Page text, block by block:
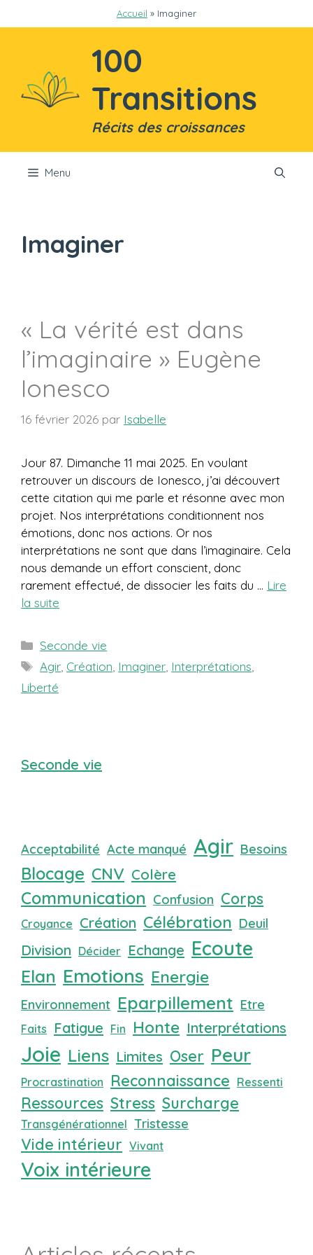
au
Accueil » Imaginer
100
Transitions
Récits des croissances
Menu
Imaginer
« La vérité est dans
l’imaginaire » Eugène
Ionesco
16 février 2026 par Isabelle
Jour 87. Dimanche 11 mai 2025. En voulant
retrouver un discours de Ionesco, j’ai découvert
cette citation qui me parle et résonne avec mon
projet. Nos interprétations conditionnent nos
émotions, donc nos actions. Or nos
interprétations ne sont que dans l’imaginaire. Cela
nous demande un effort conscient, donc
rarement effectué, de dissocier les faits du … Lire
la suite
Catégories
Seconde vie
Étiquettes
Agir Création Imaginer Interprétations
Liberté
Seconde vie
Acceptabilité Acte manqué Agir Besoins
Blocage CNV Colère
Communication Confusion Corps
Croyance Création Célébration Deuil
Division Décider Echange Ecoute
Elan Emotions Energie
Environnement Eparpillement Etre
Faits Fatigue Fin Honte Interprétations
Joie Liens Limites Oser Peur
Procrastination Reconnaissance Ressenti
Ressources Stress Surcharge
Transgénérationnel Tristesse
Vide intérieur Vivant
Voix intérieure